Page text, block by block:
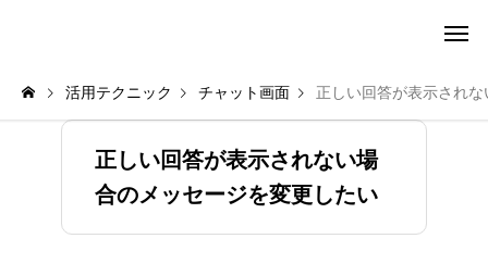
活用テクニック チャット画面 正しい回答が表示され
正しい回答が表示されない場
合のメッセージを変更したい